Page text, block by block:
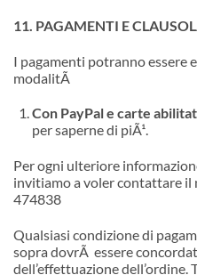
11. PAGAMENTI E
I pagamenti potranno essere
modalitÃ
Con PayPal e carte
per saperne di piÃ¹.
Per ogni ulteriore
invitiamo a voler contattare
474838
Qualsiasi condizione di
sopra dovrÃ essere
dell’effettuazione